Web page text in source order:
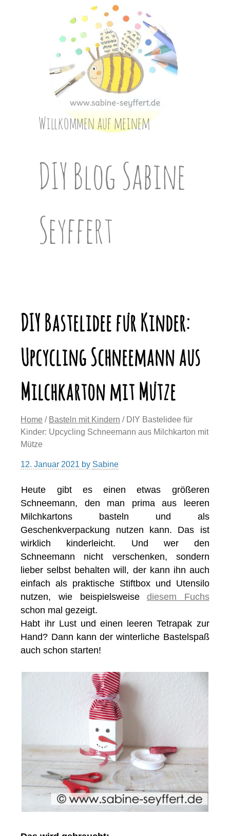
Willkommen auf meinem
DIY Blog Sabine
Seyffert
DIY Bastelidee für Kinder:
Upcycling Schneemann aus
Milchkarton mit Mütze
Home / Basteln mit Kindern / DIY Bastelidee für
Kinder: Upcycling Schneemann aus Milchkarton mit
Mütze
12. Januar 2021 by Sabine
Heute gibt es einen etwas größeren
Schneemann, den man prima aus leeren
Milchkartons basteln und als
Geschenkverpackung nutzen kann. Das ist
wirklich kinderleicht. Und wer den
Schneemann nicht verschenken, sondern
lieber selbst behalten will, der kann ihn auch
einfach als praktische Stiftbox und Utensilo
nutzen, wie beispielsweisediesem Fuchs
schon mal gezeigt.
Habt ihr Lust und einen leeren Tetrapak zur
Hand? Dann kann der winterliche Bastelspaß
auch schon starten!